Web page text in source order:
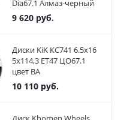
Dia67.1 Алмаз-черный
9 620руб.
Диски KiK КС741 6.5x16
5x114,3 ET47 ЦО67.1
цвет BA
10 110руб.